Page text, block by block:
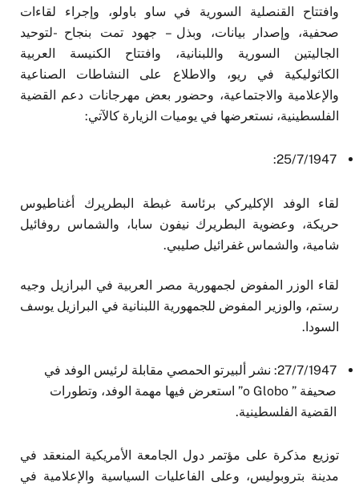
وافتتاح القنصلية السورية في ساو باولو، وإجراء لقاءات
صحفية، وإصدار بيانات، وبذل – جهود تمت بنجاح -لتوحيد
الجاليتين السورية واللبنانية، وافتتاح الكنيسة العربية
الكاثوليكية في ريو، والاطلاع على النشاطات الصناعية
والإعلامية والاجتماعية، وحضور بعض مهرجانات دعم القضية
الفلسطينية، نستعرضها في يوميات الزيارة كالآتي:
25/7/1947:
لقاء الوفد الإكليركي برئاسة غبطة البطريرك أغناطيوس
حريكة، وعضوية البطريرك نيفون سابا، والشماس روفائيل
شامية، والشماس غفرائيل صليبي.
لقاء الوزر المفوض لجمهورية مصر العربية في البرازيل وجيه
رستم، والوزير المفوض للجمهورية اللبنانية في البرازيل يوسف
السودا.
27/7/1947: نشر ألبيرتو الحمصي مقابلة لرئيس الوفد في
صحيفة ” o Globo” استعرض فيها مهمة الوفد، وتطورات
القضية الفلسطينية.
توزيع مذكرة على مؤتمر دول الجامعة الأمريكية المنعقد في
مدينة بتروبوليس، وعلى الفاعليات السياسية والإعلامية في